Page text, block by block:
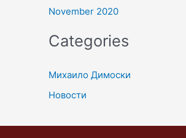
November 2020
Categories
Михаило Димоски
Новости